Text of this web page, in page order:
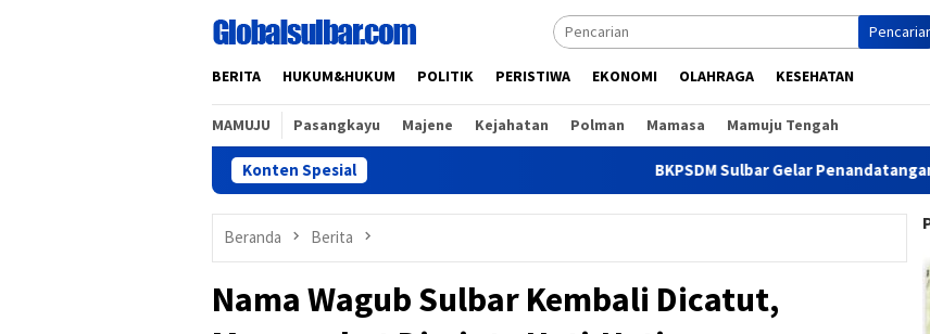
BERITA HUKUM&HUKUM POLITIK PERISTIWA EKONOMI OLAHRAGA KESEHATAN
MAMUJU Pasangkayu Majene Kejahatan Polman Mamasa Mamuju Tengah
Konten Spesial BKPSDM Sulbar Gelar Penandatanganan
Beranda Berita
Nama Wagub Sulbar Kembali Dicatut,